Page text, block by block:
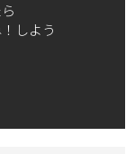
しよう